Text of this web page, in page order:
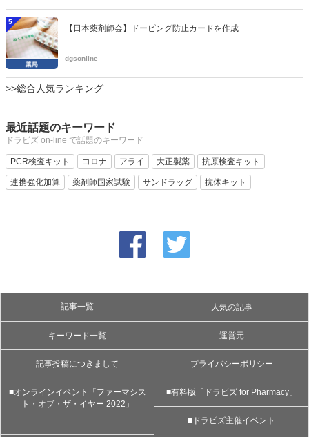
5
【日本薬剤師会】ドーピング防止カードを作成
dgsonline
>>総合人気ランキング
最近話題のキーワード
ドラビズ on-line で話題のキーワード
PCR検査キット コロナ アライ 大正製薬 抗原検査キット
連携強化加算 薬剤師国家試験 サンドラッグ 抗体キット
記事一覧 人気の記事
キーワード一覧 運営元
記事投稿につきまして プライバシーポリシー
■オンラインイベント「ファーマシス
ト・オブ・ザ・イヤー 2022」
■有料版「ドラビズ for Pharmacy」
■ドラビズ主催イベント